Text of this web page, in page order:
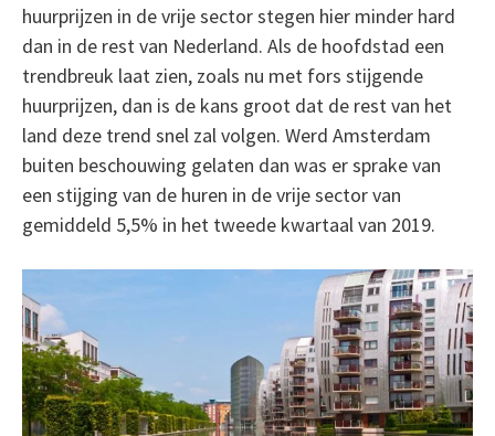
huurprijzen in de vrije sector stegen hier minder hard
dan in de rest van Nederland. Als de hoofdstad een
trendbreuk laat zien, zoals nu met fors stijgende
huurprijzen, dan is de kans groot dat de rest van het
land deze trend snel zal volgen. Werd Amsterdam
buiten beschouwing gelaten dan was er sprake van
een stijging van de huren in de vrije sector van
gemiddeld 5,5% in het tweede kwartaal van 2019.